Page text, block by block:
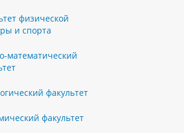
физической
и спорта
математический
факультет
факультет